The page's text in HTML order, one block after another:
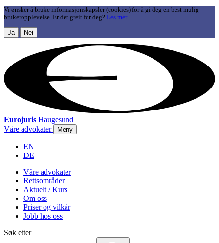
Vi ønsker å bruke informasjonskapsler (cookies) for å gi deg en best mulig
brukeropplevelse. Er det greit for deg? Les mer
Ja Nei
Eurojuris Haugesund
Våre advokater
Meny
EN
DE
Våre advokater
Rettsområder
Aktuelt / Kurs
Om oss
Priser og vilkår
Jobb hos oss
Søk etter